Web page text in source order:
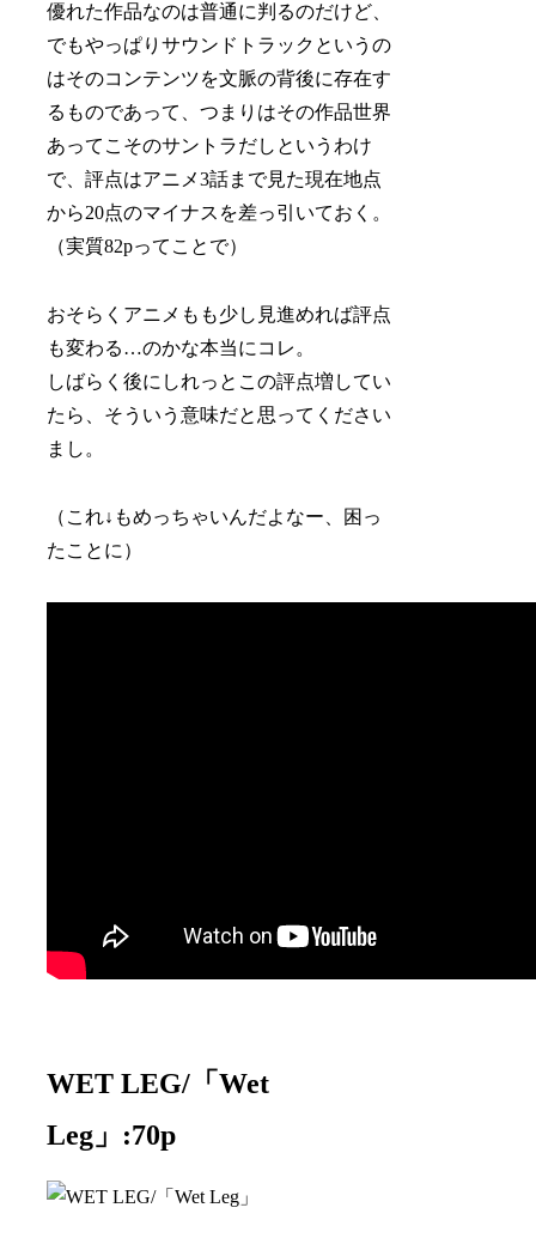
優れた作品なのは普通に判るのだけど、
でもやっぱりサウンドトラックというの
はそのコンテンツを文脈の背後に存在す
るものであって、つまりはその作品世界
あってこそのサントラだしというわけ
で、評点はアニメ3話まで見た現在地点
から20点のマイナスを差っ引いておく。
（実質82pってことで）
おそらくアニメもも少し見進めれば評点
も変わる…のかな本当にコレ。
しばらく後にしれっとこの評点増してい
たら、そういう意味だと思ってください
まし。
（これ↓もめっちゃいんだよなー、困っ
たことに）
WET LEG/「Wet
Leg」:70p